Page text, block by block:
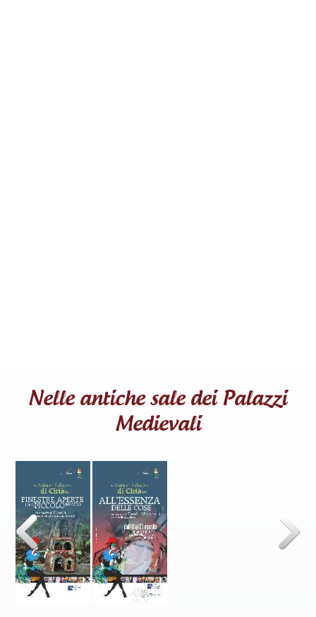
Nelle antiche sale dei Palazzi
Medievali